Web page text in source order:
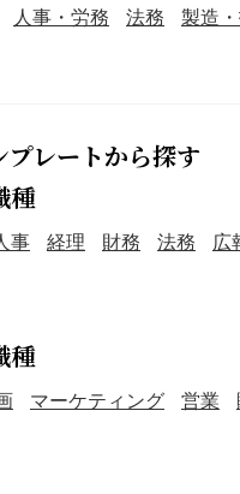
人事・労務 法務 製造
レートから探す
種
事 経理 財務 法務
広
種
マーケティング 営業